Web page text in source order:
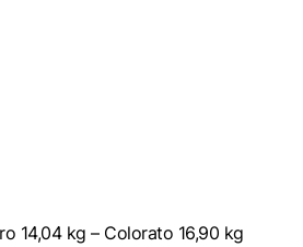
14,04 kg – Colorato 16,90 kg